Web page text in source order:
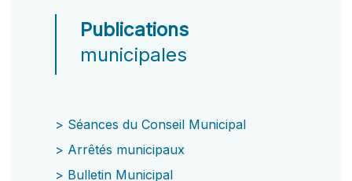
Publications
municipales
> Séances du Conseil Municipal
> Arrêtés municipaux
> Bulletin Municipal